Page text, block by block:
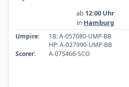
ab 12:00 Uhr
in Hamburg
Umpire:
1B: A-057080-UMP-BB
HP: A-027990-UMP-BB
Scorer:
A-075466-SCO